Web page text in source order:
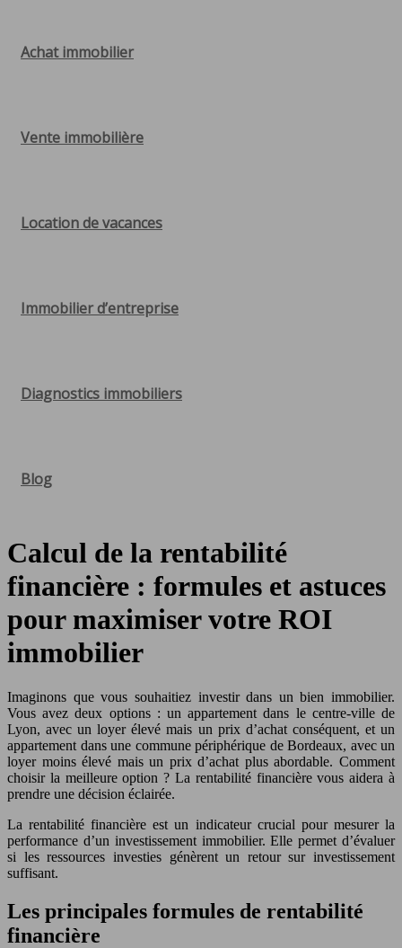
Achat immobilier
Vente immobilière
Location de vacances
Immobilier d’entreprise
Diagnostics immobiliers
Blog
Calcul de la rentabilité
financière : formules et astuces
pour maximiser votre ROI
immobilier
Imaginons que vous souhaitiez investir dans un bien immobilier.
Vous avez deux options : un appartement dans le centre-ville de
Lyon, avec un loyer élevé mais un prix d’achat conséquent, et un
appartement dans une commune périphérique de Bordeaux, avec un
loyer moins élevé mais un prix d’achat plus abordable. Comment
choisir la meilleure option ? La rentabilité financière vous aidera à
prendre une décision éclairée.
La rentabilité financière est un indicateur crucial pour mesurer la
performance d’un investissement immobilier. Elle permet d’évaluer
si les ressources investies génèrent un retour sur investissement
suffisant.
Les principales formules de rentabilité
financière